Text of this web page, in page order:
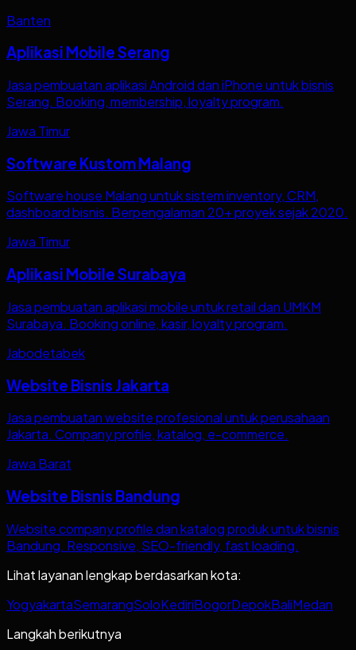
Banten
Aplikasi Mobile Serang
Jasa pembuatan aplikasi Android dan iPhone untuk bisnis
Serang. Booking, membership, loyalty program.
Jawa Timur
Software Kustom Malang
Software house Malang untuk sistem inventory, CRM,
dashboard bisnis. Berpengalaman 20+ proyek sejak 2020.
Jawa Timur
Aplikasi Mobile Surabaya
Jasa pembuatan aplikasi mobile untuk retail dan UMKM
Surabaya. Booking online, kasir, loyalty program.
Jabodetabek
Website Bisnis Jakarta
Jasa pembuatan website profesional untuk perusahaan
Jakarta. Company profile, katalog, e-commerce.
Jawa Barat
Website Bisnis Bandung
Website company profile dan katalog produk untuk bisnis
Bandung. Responsive, SEO-friendly, fast loading.
Lihat layanan lengkap berdasarkan kota:
YogyakartaSemarangSoloKediriBogorDepokBaliMedan
Langkah berikutnya